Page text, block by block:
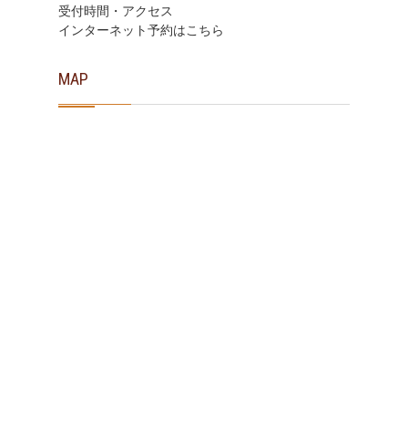
受付時間・アクセス
インターネット予約はこちら
MAP